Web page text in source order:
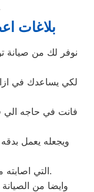
بلاغات
نوفر لك من صيانة
لكي يساعدك في
فانت في حاجه الي
ويجعله يعمل
التي اصابته من التعامل معه بطريقه غير صحيحه.
وايضا من